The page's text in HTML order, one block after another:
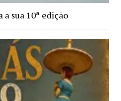
sua 10ª edição